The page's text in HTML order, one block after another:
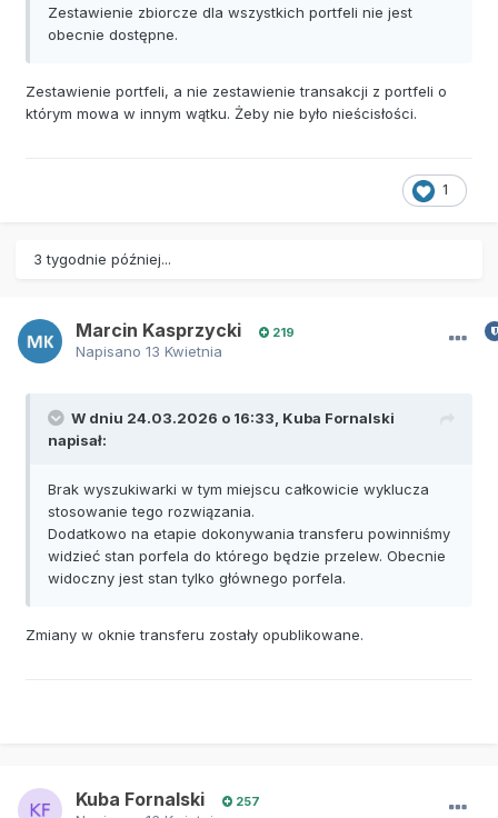
Zestawienie zbiorcze dla wszystkich portfeli nie jest
obecnie dostępne.
Zestawienie portfeli, a nie zestawienie transakcji z portfeli o
którym mowa w innym wątku. Żeby nie było nieścisłości.
1
3 tygodnie później...
Marcin Kasprzycki 219
Napisano 13 Kwietnia
W dniu 24.03.2026 o 16:33, Kuba Fornalski
napisał:
Brak wyszukiwarki w tym miejscu całkowicie wyklucza
stosowanie tego rozwiązania.
Dodatkowo na etapie dokonywania transferu powinniśmy
widzieć stan porfela do którego będzie przelew. Obecnie
widoczny jest stan tylko głównego porfela.
Zmiany w oknie transferu zostały opublikowane.
Kuba Fornalski 257